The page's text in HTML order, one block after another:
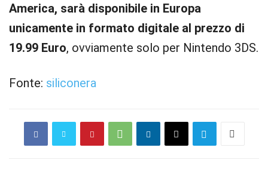
America, sarà disponibile in Europa
unicamente in formato digitale al prezzo di
19.99 Euro, ovviamente solo per Nintendo 3DS.
Fonte: siliconera